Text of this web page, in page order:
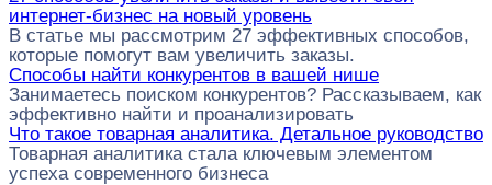
интернет-бизнес на новый уровень
В статье мы рассмотрим 27 эффективных способов,
которые помогут вам увеличить заказы.
Способы найти конкурентов в вашей нише
Занимаетесь поиском конкурентов? Рассказываем, как
эффективно найти и проанализировать
Что такое товарная аналитика. Детальное руководство
Товарная аналитика стала ключевым элементом
успеха современного бизнеса